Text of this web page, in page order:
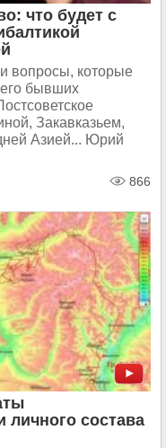
что будет с
вопросы, которые
бывших
Закавказьем,
Азией... Юрий
866
личного состава